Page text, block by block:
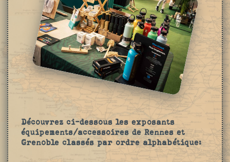
Découvrez ci-dessous les exposants
équipements/accessoires de Rennes et
Grenoble classés par ordre alphabétique: